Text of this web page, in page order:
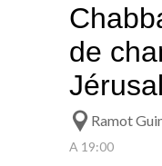
de
Ramot
A 19:00